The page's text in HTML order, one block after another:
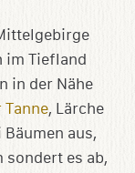
im Tiefland
in der Nähe
Tanne, Lärche
aus,
sondert es ab,